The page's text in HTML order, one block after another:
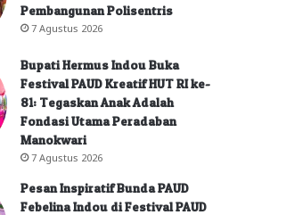
Pembangunan Polisentris
7 Agustus 2026
Bupati Hermus Indou Buka
Festival PAUD Kreatif HUT RI ke-
81: Tegaskan Anak Adalah
Fondasi Utama Peradaban
Manokwari
7 Agustus 2026
Pesan Inspiratif Bunda PAUD
Febelina Indou di Festival PAUD